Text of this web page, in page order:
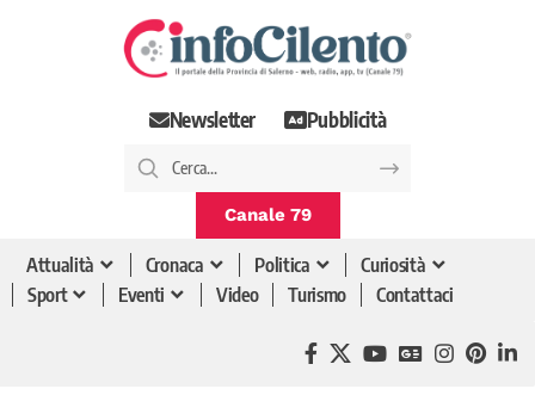
Newsletter Pubblicità
Canale 79
Attualità Cronaca Politica
Curiosità
Sport
Eventi Video Turismo Contattaci